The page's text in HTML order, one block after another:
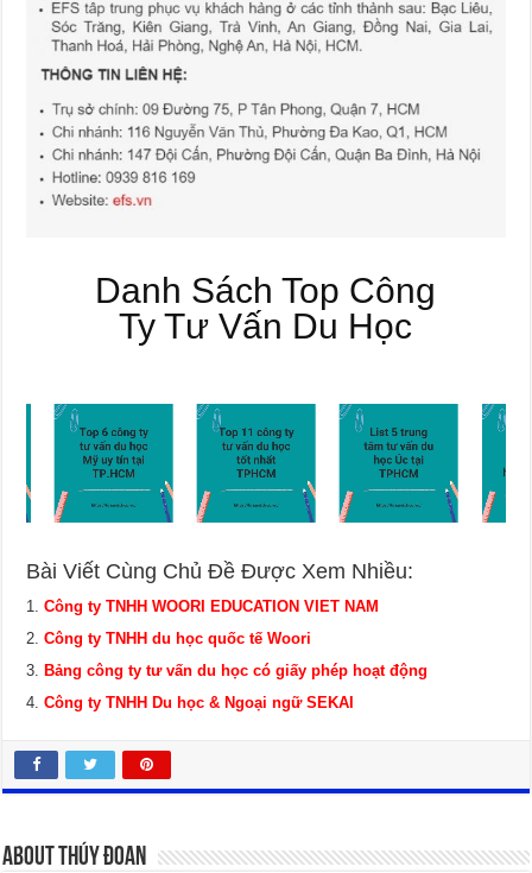
Danh Sách Top Công
Ty Tư Vấn Du Học
Bài Viết Cùng Chủ Đề Được Xem Nhiều:
Công ty TNHH WOORI EDUCATION VIET NAM
Công ty TNHH du học quốc tế Woori
Bảng công ty tư vấn du học có giấy phép hoạt động
Công ty TNHH Du học & Ngoại ngữ SEKAI
About Thúy Đoan